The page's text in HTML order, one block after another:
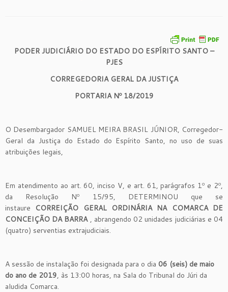
PODER JUDICIÁRIO DO ESTADO DO ESPÍRITO SANTO –
PJES
CORREGEDORIA GERAL DA JUSTIÇA
PORTARIA Nº 18/2019
O Desembargador SAMUEL MEIRA BRASIL JÚNIOR, Corregedor-
Geral da Justiça do Estado do Espírito Santo, no uso de suas
atribuições legais,
Em atendimento ao art. 60, inciso V, e art. 61, parágrafos 1º e 2º,
da Resolução Nº 15/95, DETERMINOU que se
instaure CORREIÇÃO GERAL ORDINÁRIA NA COMARCA DE
CONCEIÇÃO DA BARRA, abrangendo 02 unidades judiciárias e 04
(quatro) serventias extrajudiciais.
A sessão de instalação foi designada para o dia 06 (seis) de maio
do ano de 2019, às 13:00 horas, na Sala do Tribunal do Júri da
aludida Comarca.